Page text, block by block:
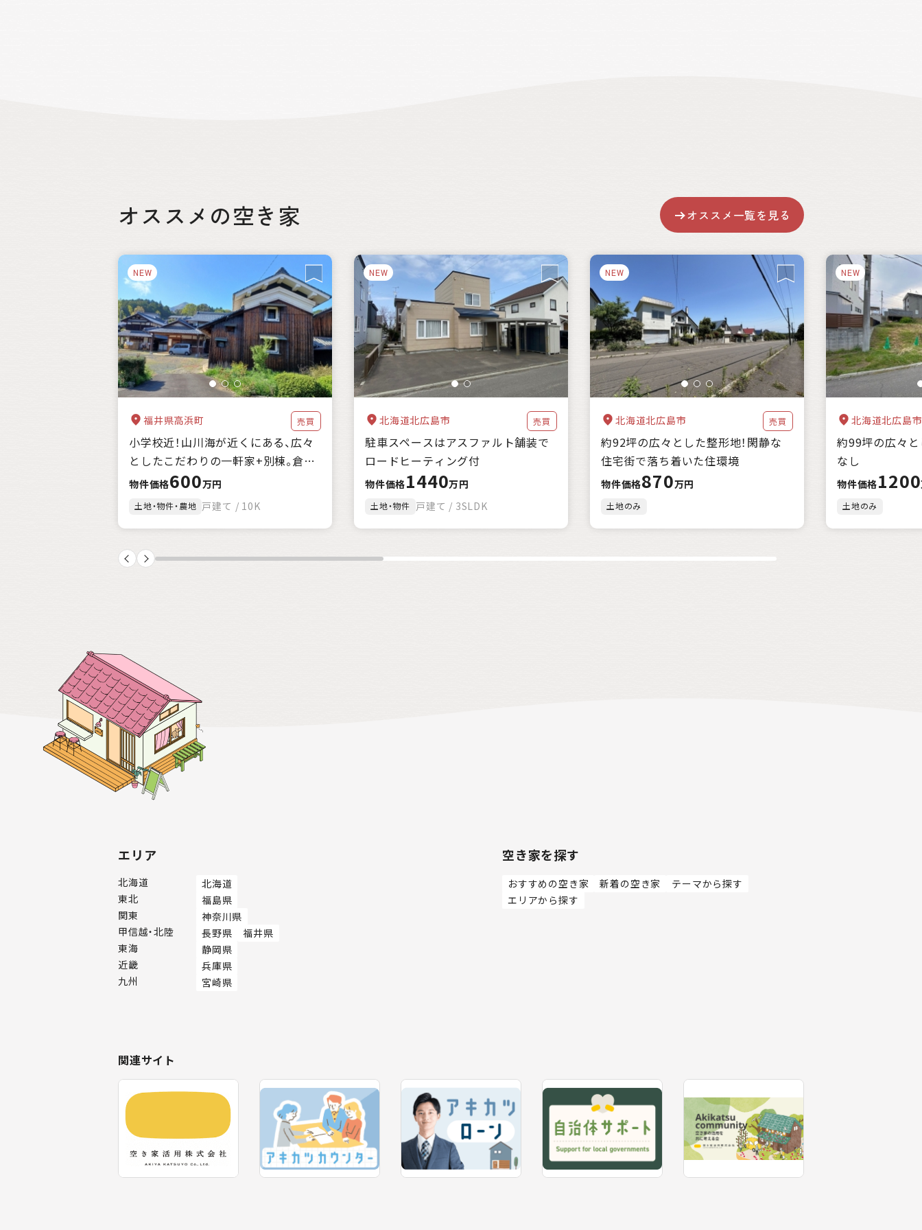
絞り込み
都道府県
自治体の特徴 海に近い 森林が豊か 暖かい地域 涼しい地域 交通が便利
都市近郊
支援制度
家賃補助 住宅購入補助 リフォーム補助 移住補助
起業補助
キーワード
件 クリア 絞込み検索
オススメの空き家
NEW
福井県高浜町 売買
小学校近！山川海が近くにある、広々
としたこだわりの一軒家+別棟。倉
庫、農地付。
物件価格600万円
土地・物件・農地 戸建て / 10K
NEW
北海道北広島市 売買
駐車スペースはアスファルト舗装で
ロードヒーティング付
物件価格1440万円
土地・物件 戸建て / 3SLDK
NEW
北海道北広島市 売買
約92坪の広々とした整形地！閑静な
住宅街で落ち着いた住環境
物件価格870万円
土地のみ
NEW
北海道北広島市
約99坪の広々と
なし
物件価格1200
土地のみ
オススメ一覧を見る
エリア
北海道
北海道
東北
福島県
関東
神奈川県
甲信越・北陸
長野県
福井県
東海
静岡県
近畿
兵庫県
九州
宮崎県
空き家を探す
おすすめの空き家 新着の空き家
テーマから探す
エリアから探す
関連サイト